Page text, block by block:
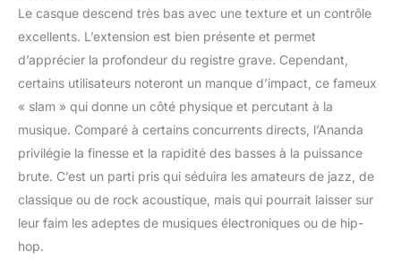
Le casque descend très bas avec une texture et un contrôle
excellents. L’extension est bien présente et permet
d’apprécier la profondeur du registre grave. Cependant,
certains utilisateurs noteront un manque d’impact, ce fameux
« slam » qui donne un côté physique et percutant à la
musique. Comparé à certains concurrents directs, l’Ananda
privilégie la finesse et la rapidité des basses à la puissance
brute. C’est un parti pris qui séduira les amateurs de jazz, de
classique ou de rock acoustique, mais qui pourrait laisser sur
leur faim les adeptes de musiques électroniques ou de hip-
hop.